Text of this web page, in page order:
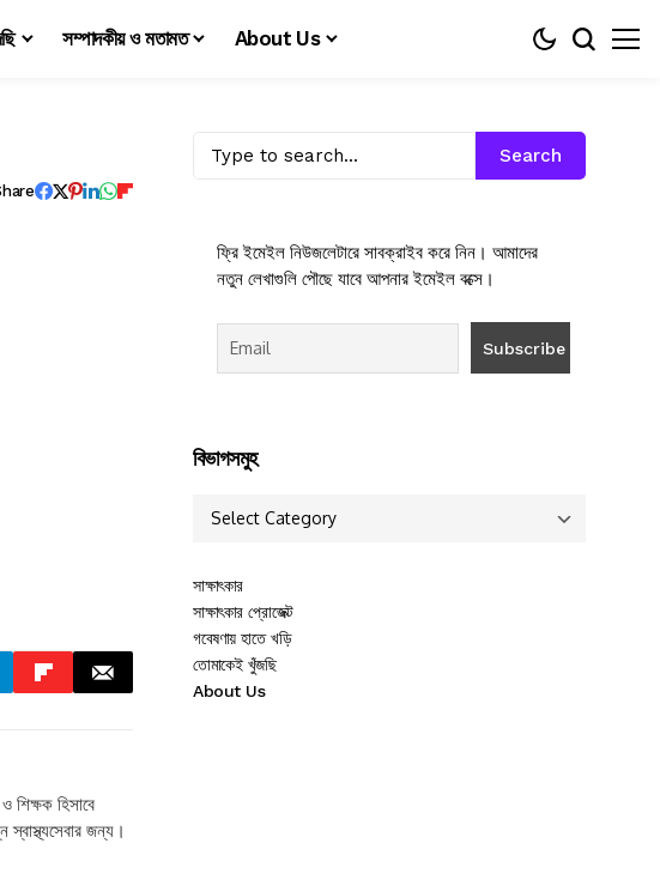
সম্পাদকীয় ও মতামত About Us
শিক্ষক হিসাবে
স্বাস্থ্যসেবার জন্য।
Search
ফ্রি ইমেইল নিউজলেটারে সাবক্রাইব করে নিন। আমাদের
নতুন লেখাগুলি পৌছে যাবে আপনার ইমেইল বক্সে।
বিভাগসমুহ
সাক্ষাৎকার
সাক্ষাৎকার প্রোজেক্ট
গবেষণায় হাতে খড়ি
তোমাকেই খুঁজছি
About Us